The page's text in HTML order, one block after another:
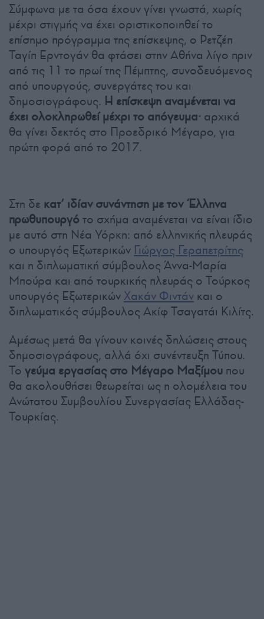
Σύμφωνα με τα όσα έχουν γίνει γνωστά, χωρίς
μέχρι στιγμής να έχει οριστικοποιηθεί το
επίσημο πρόγραμμα της επίσκεψης, ο Ρετζέπ
Ταγίπ Ερντογάν θα φτάσει στην Αθήνα λίγο πριν
από τις 11 το πρωί της Πέμπτης, συνοδευόμενος
από υπουργούς, συνεργάτες του και
δημοσιογράφους. Η επίσκεψη αναμένεται να
έχει ολοκληρωθεί μέχρι το απόγευμα· αρχικά
θα γίνει δεκτός στο Προεδρικό Μέγαρο, για
πρώτη φορά από το 2017.
Στη δε κατ’ ιδίαν συνάντηση με τον Έλληνα
πρωθυπουργότο σχήμα αναμένεται να είναι ίδιο
με αυτό στη Νέα Υόρκη: από ελληνικής πλευράς
ο υπουργός Εξωτερικών Γιώργος Γεραπετρίτης
και η διπλωματική σύμβουλος Άννα-Μαρία
Μπούρα και από τουρκικής πλευράς ο Τούρκος
υπουργός Εξωτερικών Χακάν Φιντάν και ο
διπλωματικός σύμβουλος Ακίφ Τσαγατάι Κιλίτς.
Αμέσως μετά θα γίνουν κοινές δηλώσεις στους
δημοσιογράφους, αλλά όχι συνέντευξη Τύπου.
Το γεύμα εργασίας στο Μέγαρο Μαξίμου που
θα ακολουθήσει θεωρείται ως η ολομέλεια του
Ανώτατου Συμβουλίου Συνεργασίας Ελλάδας-
Τουρκίας.